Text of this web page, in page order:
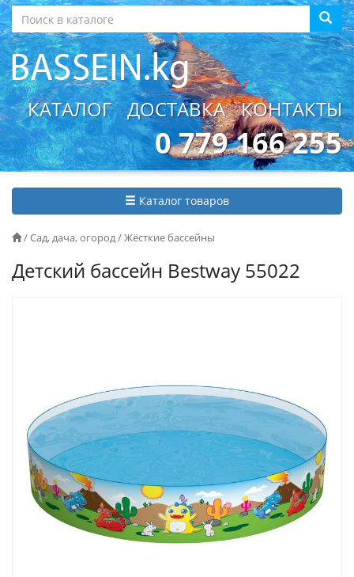
КАТАЛОГ ДОСТАВКА КОНТАКТЫ
0 779 166 255
Каталог товаров
/Сад, дача, огород/Жёсткие бассейны
Детский бассейн Bestway 55022